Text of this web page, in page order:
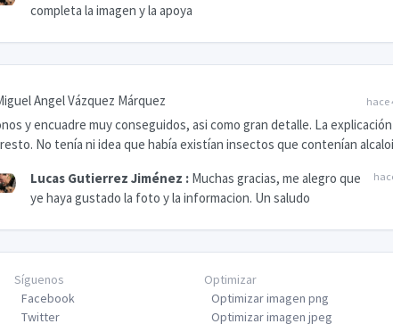
completa la imagen y la apoya
hace
Angel Vázquez Márquez
y encuadre muy conseguidos, asi como gran detalle. La
No tenía ni idea que había existían insectos que contenían
Lucas Gutierrez Jiménez : Muchas gracias, me alegro que
ye haya gustado la foto y la informacion. Un saludo
Síguenos
Facebook
Twitter
Optimizar
Optimizar imagen png
Optimizar imagen jpeg